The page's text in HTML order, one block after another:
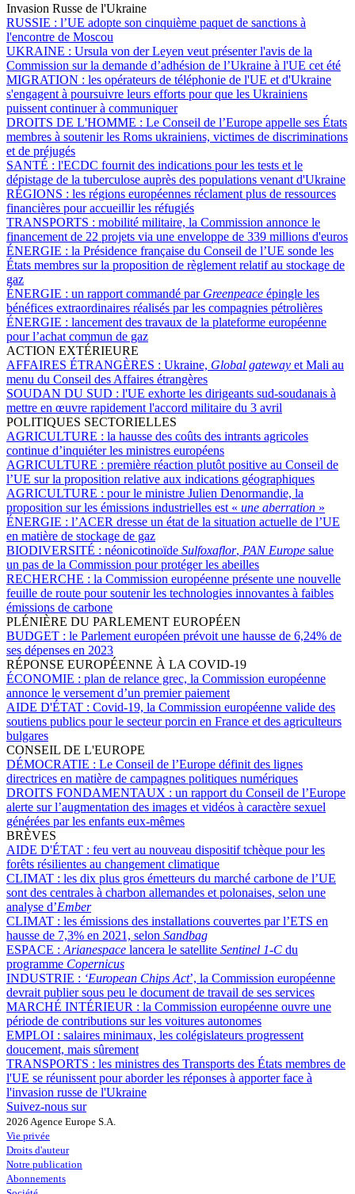
Invasion Russe de l'Ukraine
RUSSIE : l’UE adopte son cinquième paquet de sanctions à
l'encontre de Moscou
UKRAINE : Ursula von der Leyen veut présenter l'avis de la
Commission sur la demande d’adhésion de l’Ukraine à l'UE cet été
MIGRATION : les opérateurs de téléphonie de l'UE et d'Ukraine
s'engagent à poursuivre leurs efforts pour que les Ukrainiens
puissent continuer à communiquer
DROITS DE L'HOMME : Le Conseil de l’Europe appelle ses États
membres à soutenir les Roms ukrainiens, victimes de discriminations
et de préjugés
SANTÉ : l'ECDC fournit des indications pour les tests et le
dépistage de la tuberculose auprès des populations venant d'Ukraine
RÉGIONS : les régions européennes réclament plus de ressources
financières pour accueillir les réfugiés
TRANSPORTS : mobilité militaire, la Commission annonce le
financement de 22 projets via une enveloppe de 339 millions d'euros
ÉNERGIE : la Présidence française du Conseil de l’UE sonde les
États membres sur la proposition de règlement relatif au stockage de
gaz
ÉNERGIE : un rapport commandé par Greenpeace épingle les
bénéfices extraordinaires réalisés par les compagnies pétrolières
ÉNERGIE : lancement des travaux de la plateforme européenne
pour l’achat commun de gaz
ACTION EXTÉRIEURE
AFFAIRES ÉTRANGÈRES : Ukraine, Global gateway et Mali au
menu du Conseil des Affaires étrangères
SOUDAN DU SUD : l'UE exhorte les dirigeants sud-soudanais à
mettre en œuvre rapidement l'accord militaire du 3 avril
POLITIQUES SECTORIELLES
AGRICULTURE : la hausse des coûts des intrants agricoles
continue d’inquiéter les ministres européens
AGRICULTURE : première réaction plutôt positive au Conseil de
l’UE sur la proposition relative aux indications géographiques
AGRICULTURE : pour le ministre Julien Denormandie, la
proposition sur les émissions industrielles est « une aberration »
ÉNERGIE : l’ACER dresse un état de la situation actuelle de l’UE
en matière de stockage de gaz
BIODIVERSITÉ : néonicotinoïde Sulfoxaflor, PAN Europe salue
un pas de la Commission pour protéger les abeilles
RECHERCHE : la Commission européenne présente une nouvelle
feuille de route pour soutenir les technologies innovantes à faibles
émissions de carbone
PLÉNIÈRE DU PARLEMENT EUROPÉEN
BUDGET : le Parlement européen prévoit une hausse de 6,24% de
ses dépenses en 2023
RÉPONSE EUROPÉENNE À LA COVID-19
ÉCONOMIE : plan de relance grec, la Commission européenne
annonce le versement d’un premier paiement
AIDE D'ÉTAT : Covid-19, la Commission européenne valide des
soutiens publics pour le secteur porcin en France et des agriculteurs
bulgares
CONSEIL DE L'EUROPE
DÉMOCRATIE : Le Conseil de l’Europe définit des lignes
directrices en matière de campagnes politiques numériques
DROITS FONDAMENTAUX : un rapport du Conseil de l’Europe
alerte sur l’augmentation des images et vidéos à caractère sexuel
générées par les enfants eux-mêmes
BRÈVES
AIDE D'ÉTAT : feu vert au nouveau dispositif tchèque pour les
forêts résilientes au changement climatique
CLIMAT : les dix plus gros émetteurs du marché carbone de l’UE
sont des centrales à charbon allemandes et polonaises, selon une
analyse d’Ember
CLIMAT : les émissions des installations couvertes par l’ETS en
hausse de 7,3% en 2021, selon Sandbag
ESPACE : Arianespace lancera le satellite Sentinel 1-C du
programme Copernicus
INDUSTRIE : ‘European Chips Act’, la Commission européenne
devrait publier sous peu le document de travail de ses services
MARCHÉ INTÉRIEUR : la Commission européenne ouvre une
période de contributions sur les voitures autonomes
EMPLOI : salaires minimaux, les colégislateurs progressent
doucement, mais sûrement
TRANSPORTS : les ministres des Transports des États membres de
l'UE se réunissent pour aborder les réponses à apporter face à
l'invasion russe de l'Ukraine
Suivez-nous sur
2026 Agence Europe S.A.
Vie privée
Droits d'auteur
Notre publication
Abonnements